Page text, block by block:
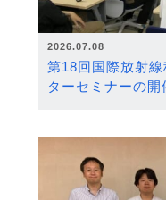
2026.07.08
第18回国際放射
ターセミナーの開